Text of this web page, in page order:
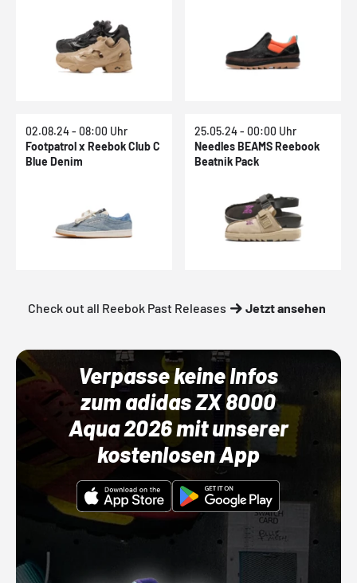
02.08.24 - 08:00 Uhr
Footpatrol x Reebok Club C
Blue Denim
25.05.24 - 00:00 Uhr
Needles BEAMS Reebook
Beatnik Pack
Check out all Reebok Past Releases Jetzt ansehen
Verpasse keine Infos
zum adidas ZX 8000
Aqua 2026 mit unserer
kostenlosen App